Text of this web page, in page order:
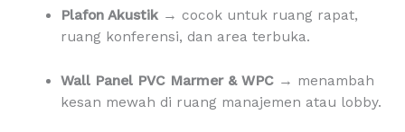
Plafon Akustik→ cocok untuk ruang rapat,
ruang konferensi, dan area terbuka.
Wall Panel PVC Marmer & WPC→ menambah
kesan mewah di ruang manajemen atau lobby.